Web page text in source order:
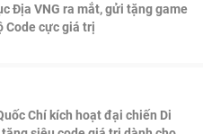
Địa VNG ra mắt, gửi tặng game
Code cực giá trị
Chí kích hoạt đại chiến Di